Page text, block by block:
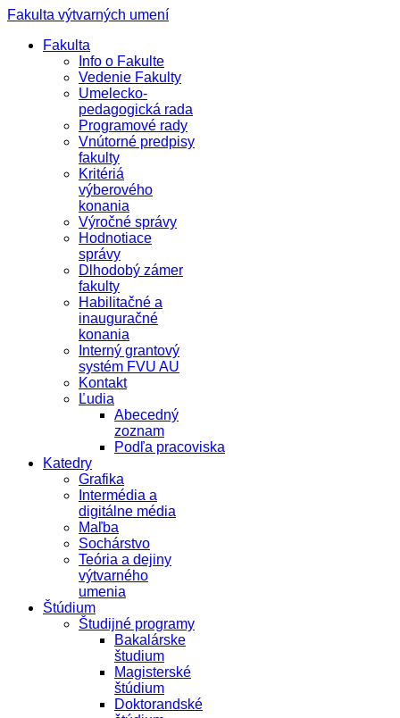
Fakulta výtvarných umení
Fakulta
Info o Fakulte
Vedenie Fakulty
Umelecko-
pedagogická rada
Programové rady
Vnútorné predpisy
fakulty
Kritériá
výberového
konania
Výročné správy
Hodnotiace
správy
Dlhodobý zámer
fakulty
Habilitačné a
inauguračné
konania
Interný grantový
systém FVU AU
Kontakt
Ľudia
Abecedný
zoznam
Podľa pracoviska
Katedry
Grafika
Intermédia a
digitálne média
Maľba
Sochárstvo
Teória a dejiny
výtvarného
umenia
Štúdium
Študijné programy
Bakalárske
študium
Magisterské
štúdium
Doktorandské